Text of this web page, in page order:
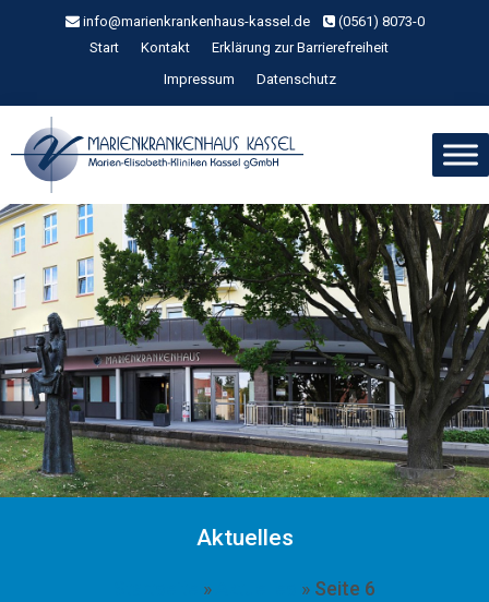
info@marienkrankenhaus-kassel.de
(0561) 8073-0
Start
Kontakt
Erklärung zur Barrierefreiheit
Impressum
Datenschutz
Aktuelles
» » Seite 6